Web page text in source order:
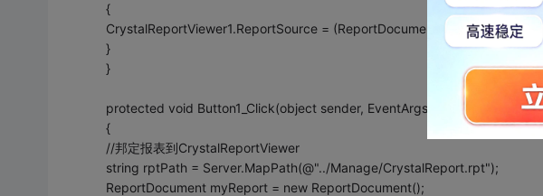
{
CrystalReportViewer1.ReportSource = (ReportDocument)Session["myRpt"];
}
}
protected void Button1_Click(object sender, EventArgs e)
{
//邦定报表到CrystalReportViewer
string rptPath = Server.MapPath(@"../Manage/CrystalReport.rpt");
ReportDocument myReport = new ReportDocument();